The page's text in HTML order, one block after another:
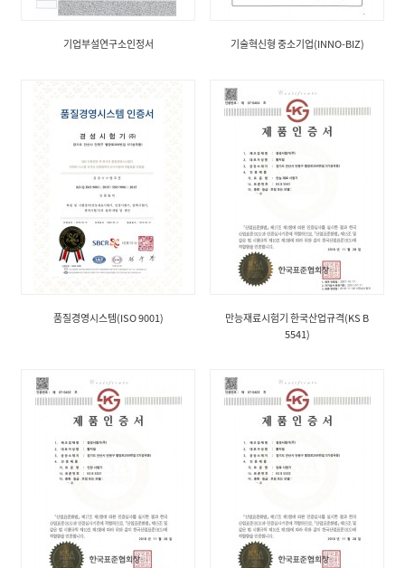
기업부설연구소인정서 기술혁신형 중소기업(INNO-BIZ)
품질경영시스템(ISO 9001)
만능재료시험기 한국산업규격(KS B
5541)